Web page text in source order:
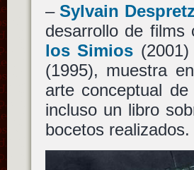
–Sylvain
desarrollo de films
los Simios
(1995), muestra
arte conceptual
incluso un libro
bocetos realizados.